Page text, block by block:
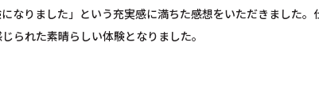
なりました」という充実感に満ちた感想をいただきました。
られた素晴らしい体験となりました。